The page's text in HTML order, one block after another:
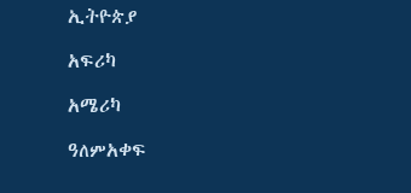
ኢትዮጵያ
አፍሪካ
አሜሪካ
ዓለምአቀፍ